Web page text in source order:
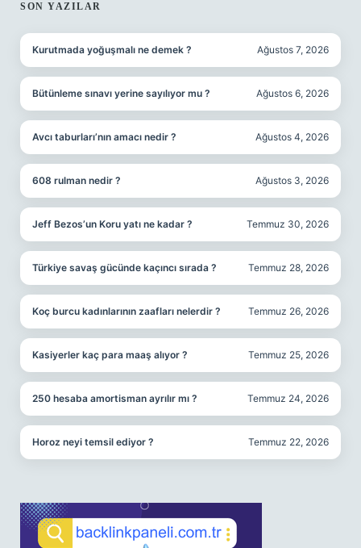
SIDEBAR
SON YAZILAR
Kurutmada yoğuşmalı ne demek ? Ağustos 7, 2026
Bütünleme sınavı yerine sayılıyor mu ? Ağustos 6, 2026
Avcı taburları’nın amacı nedir ? Ağustos 4, 2026
608 rulman nedir ? Ağustos 3, 2026
Jeff Bezos’un Koru yatı ne kadar ? Temmuz 30, 2026
Türkiye savaş gücünde kaçıncı sırada ? Temmuz 28, 2026
Koç burcu kadınlarının zaafları nelerdir ? Temmuz 26, 2026
Kasiyerler kaç para maaş alıyor ? Temmuz 25, 2026
250 hesaba amortisman ayrılır mı ? Temmuz 24, 2026
Horoz neyi temsil ediyor ? Temmuz 22, 2026